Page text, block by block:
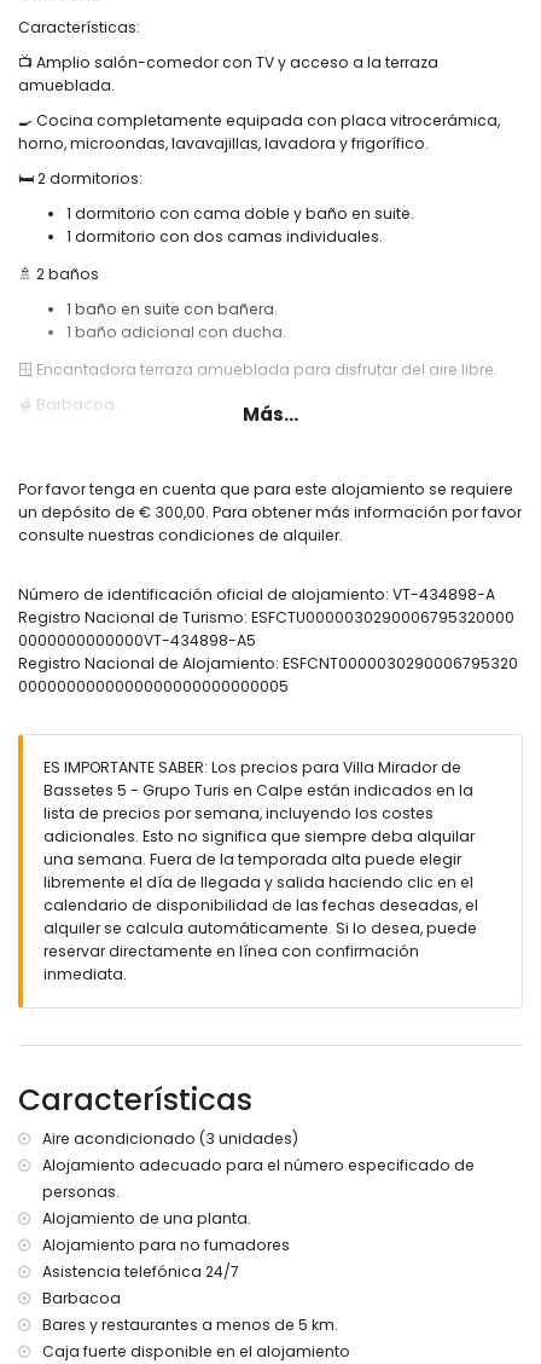
Características:
📺 Amplio salón-comedor con TV y acceso a la terraza
amueblada.
🍳 Cocina completamente equipada con placa vitrocerámica,
horno, microondas, lavavajillas, lavadora y frigorífico.
🛏️ 2 dormitorios:
1 dormitorio con cama doble y baño en suite.
1 dormitorio con dos camas individuales.
🚿 2 baños
1 baño en suite con bañera.
1 baño adicional con ducha.
🪟 Encantadora terraza amueblada para disfrutar del aire libre.
🫕 Barbacoa.
🏊 Piscina comunitaria y ducha exterior.
🅿️ Plaza de aparcamiento.
🚭 No está permitido fumar dentro del alojamiento.
🚫 No se permiten mascotas.
📦 Ropa de cama, toallas y paños de cocina incluidos.
Más...
Por favor tenga en cuenta que para este alojamiento se requiere
un depósito de € 300,00. Para obtener más información por favor
consulte nuestras condiciones de alquiler.
Número de identificación oficial de alojamiento: VT-434898-A
Registro Nacional de Turismo: ESFCTU0000030290006795320000
0000000000000VT-434898-A5
Registro Nacional de Alojamiento: ESFCNT0000030290006795320
0000000000000000000000000005
ES IMPORTANTE SABER: Los precios para Villa Mirador de
Bassetes 5 - Grupo Turis en Calpe están indicados en la
lista de precios por semana, incluyendo los costes
adicionales. Esto no significa que siempre deba alquilar
una semana. Fuera de la temporada alta puede elegir
libremente el día de llegada y salida haciendo clic en el
calendario de disponibilidad de las fechas deseadas, el
alquiler se calcula automáticamente. Si lo desea, puede
reservar directamente en línea con confirmación
inmediata.
Características
Aire acondicionado (3 unidades)
Alojamiento adecuado para el número especificado de
personas.
Alojamiento de una planta.
Alojamiento para no fumadores
Asistencia telefónica 24/7
Barbacoa
Bares y restaurantes a menos de 5 km.
Caja fuerte disponible en el alojamiento